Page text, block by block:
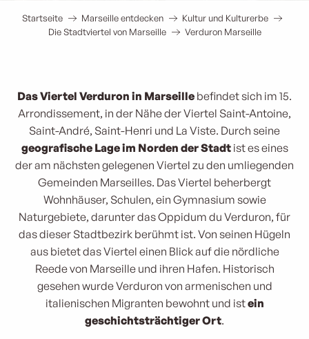
Startseite Marseille entdecken
Kultur und Kulturerbe
Die Stadtviertel von Marseille
Verduron Marseille
Das Viertel Verduron in Marseille befindet sich im 15.
Arrondissement, in der Nähe der Viertel Saint-Antoine,
Saint-André, Saint-Henri und La Viste. Durch seine
geografische Lage im Norden der Stadtist es eines
der am nächsten gelegenen Viertel zu den umliegenden
Gemeinden Marseilles. Das Viertel beherbergt
Wohnhäuser, Schulen, ein Gymnasium sowie
Naturgebiete, darunter das Oppidum du Verduron, für
das dieser Stadtbezirk berühmt ist. Von seinen Hügeln
aus bietet das Viertel einen Blick auf die nördliche
Reede von Marseille und ihren Hafen. Historisch
gesehen wurde Verduron von armenischen und
italienischen Migranten bewohnt und istein
geschichtsträchtiger Ort.